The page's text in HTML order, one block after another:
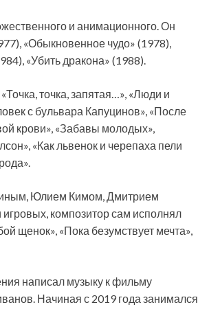
и анимационного. Он
«Обыкновенное чудо» (1978),
«Убить дракона» (1988).
точка, запятая…», «Люди и
с бульвара Капуцинов», «После
крови», «Забавы молодых»,
«Как львенок и черепаха пели
Юлием Кимом, Дмитрием
композитор сам исполнял
щенок», «Пока безумствует мечта»,
написал музыку к фильму
Начиная с 2019 года занимался